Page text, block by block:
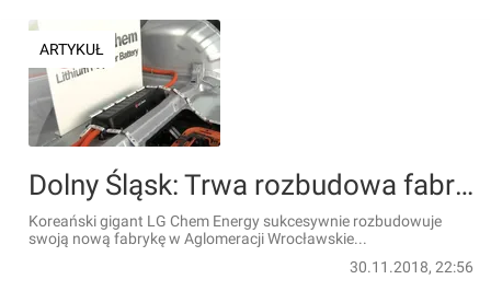
ARTYKUŁ
Dolny Śląsk: Trwa rozbudowa fabryki LG Chem Energy pod Wrocławiem. W ciągu roku powstanie kolejnych 1200 miejsc pracy
Koreański gigant LG Chem Energy sukcesywnie rozbudowuje
swoją nową fabrykę w Aglomeracji Wrocławskie...
30.11.2018, 22:56